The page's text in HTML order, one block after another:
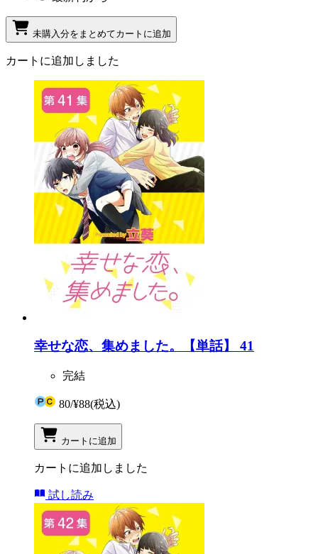
未購入分をまとめてカートに追加
カートに追加しました
幸せな恋、集めました。【単話】 41
完結
80/¥88(税込)
カートに追加
カートに追加しました
試し読み